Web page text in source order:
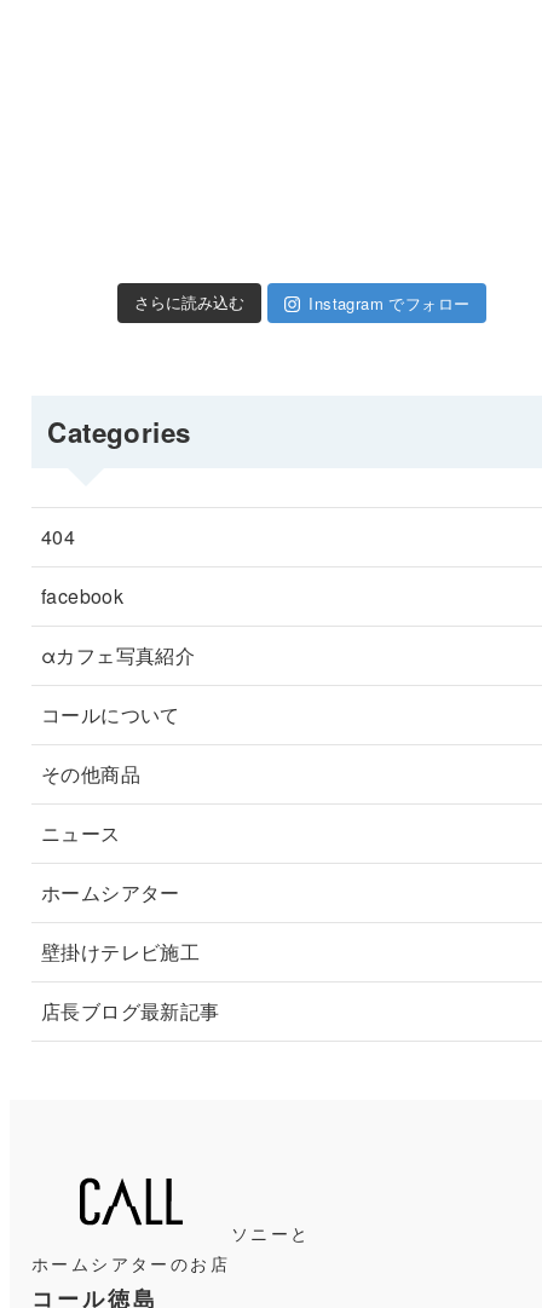
さらに読み込む Instagram でフォロー
Categories
404
facebook
αカフェ写真紹介
コールについて
その他商品
ニュース
ホームシアター
壁掛けテレビ施工
店長ブログ最新記事
ソニーと
ホームシアターのお店
コール徳島